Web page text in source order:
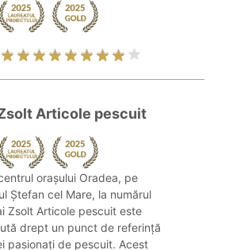
Articole pescuit
orașului Oradea, pe
Ștefan cel Mare, la numărul
Zsolt Articole pescuit este
drept un punct de referință
pasionați de pescuit. Acest